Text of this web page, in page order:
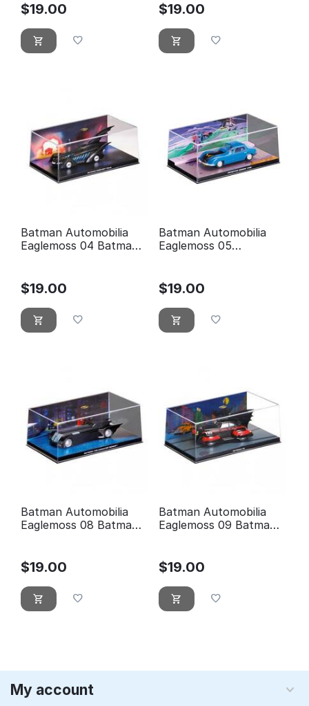
$19.00 $19.00
Batman Automobilia
Eaglemoss 04 Batman
$19.00
Batman Automobilia
Eaglemoss 05
$19.00
Batman Automobilia
Eaglemoss 08 Batman
$19.00
Batman Automobilia
Eaglemoss 09 Batman
$19.00
My account